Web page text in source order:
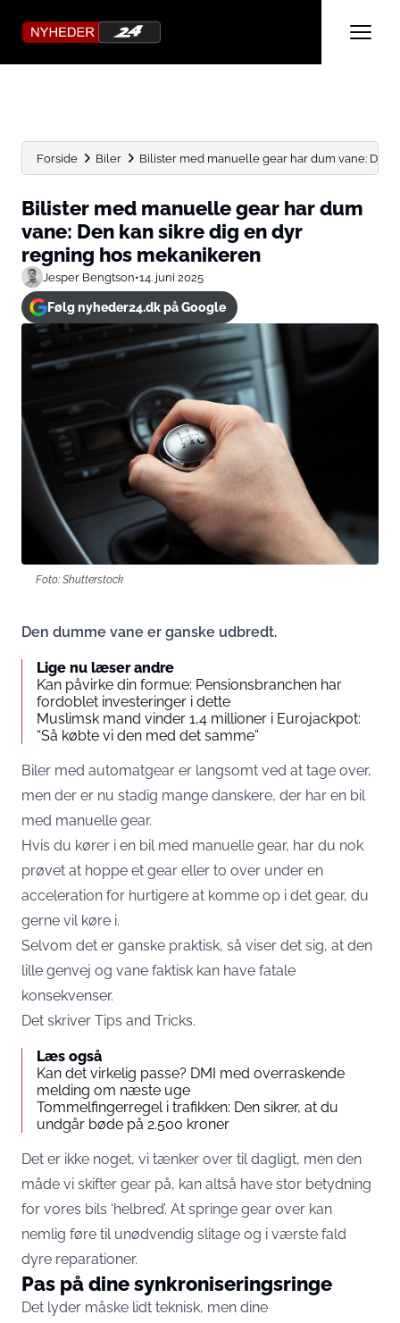
Forside Biler Bilister med manuelle gear har dum vane: Den
Bilister med manuelle gear har dum
vane: Den kan sikre dig en dyr
regning hos mekanikeren
Jesper Bengtson•14. juni 2025
Følg nyheder24.dk på Google
Foto: Shutterstock
Den dumme vane er ganske udbredt.
Lige nu læser andre
Kan påvirke din formue: Pensionsbranchen har
fordoblet investeringer i dette
Muslimsk mand vinder 1,4 millioner i Eurojackpot:
“Så købte vi den med det samme”
Biler med automatgear er langsomt ved at tage over,
men der er nu stadig mange danskere, der har en bil
med manuelle gear.
Hvis du kører i en bil med manuelle gear, har du nok
prøvet at hoppe et gear eller to over under en
acceleration for hurtigere at komme op i det gear, du
gerne vil køre i.
Selvom det er ganske praktisk, så viser det sig, at den
lille genvej og vane faktisk kan have fatale
konsekvenser.
Det skriver Tips and Tricks.
Læs også
Kan det virkelig passe? DMI med overraskende
melding om næste uge
Tommelfingerregel i trafikken: Den sikrer, at du
undgår bøde på 2.500 kroner
Det er ikke noget, vi tænker over til dagligt, men den
måde vi skifter gear på, kan altså have stor betydning
for vores bils ‘helbred’. At springe gear over kan
nemlig føre til unødvendig slitage og i værste fald
dyre reparationer.
Pas på dine synkroniseringsringe
Det lyder måske lidt teknisk, men dine